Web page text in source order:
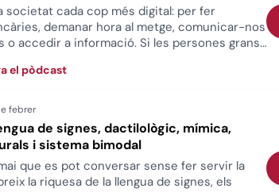
societat cada cop més digital: per fer
demanar hora al metge, comunicar-nos
o accedir a informació. Si les persones grans
traduir-se en una exclusió real del seu dret
el pòdcast
de signes, dactilològic, mímica,
i sistema bimodal
que es pot conversar sense fer servir la
la riquesa de la llengua de signes, els